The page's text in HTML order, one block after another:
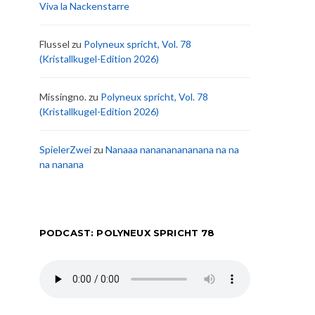
Viva la Nackenstarre
Flussel zu Polyneux spricht, Vol. 78
(Kristallkugel-Edition 2026)
Missingno.zu Polyneux spricht, Vol. 78
(Kristallkugel-Edition 2026)
SpielerZweizu Nanaaa nanananananana na na
na nanana
PODCAST: POLYNEUX SPRICHT 78